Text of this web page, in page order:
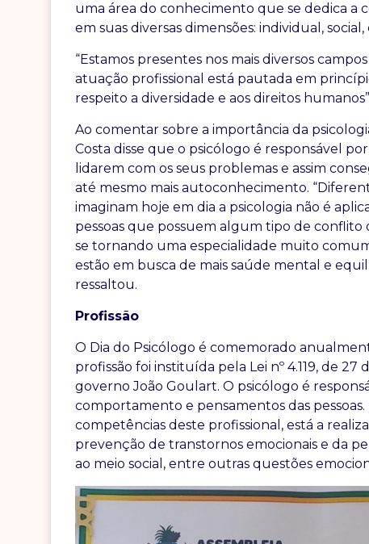
uma área do conhecimento que se dedica
em suas diversas dimensões: individual,
“Estamos presentes nos mais diversos
atuação profissional está pautada em
respeito a diversidade e aos direitos
Ao comentar sobre a importância da
Costa disse que o psicólogo é responsável por
lidarem com os seus problemas e assim
até mesmo mais autoconhecimento.
imaginam hoje em dia a psicologia não é
pessoas que possuem algum tipo de conflito
se tornando uma especialidade muito
estão em busca de mais saúde mental e
ressaltou.
Profissão
O Dia do Psicólogo é comemorado
profissão foi instituída pela Lei nº 4.119, de 27
governo João Goulart. O psicólogo é
comportamento e pensamentos das pessoas.
competências deste profissional, está a
prevenção de transtornos emocionais e da
ao meio social, entre outras questões